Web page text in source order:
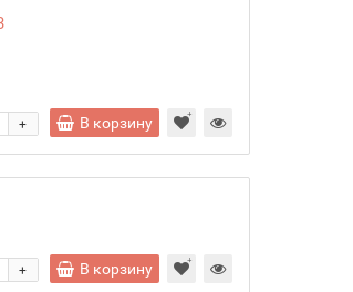
+ В корзину
+ В корзину